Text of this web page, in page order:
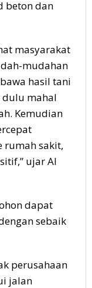
beton dan
masyarakat
mudahan
hasil tani
dulu mahal
Kemudian
rumah sakit,
ujar Al
dapat
sebaik
perusahaan
jalan